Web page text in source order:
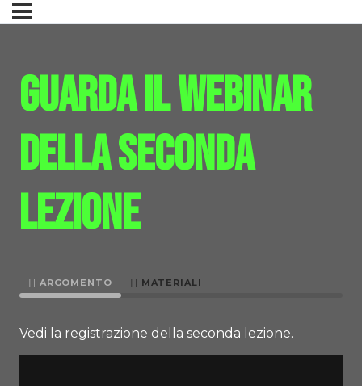
Guarda il webinar
della seconda
lezione
ARGOMENTO MATERIALI
Vedi la registrazione della seconda lezione.